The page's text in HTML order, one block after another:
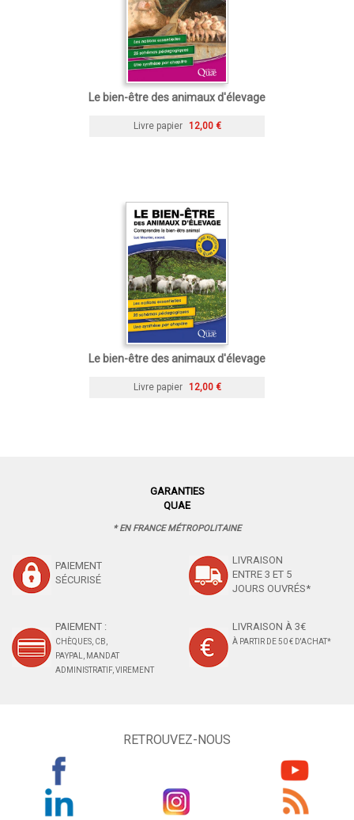
Le bien-être des animaux d'élevage
Livre papier 12,00 €
Le bien-être des animaux d'élevage
Livre papier 12,00 €
GARANTIES
QUAE
* EN FRANCE MÉTROPOLITAINE
PAIEMENT
SÉCURISÉ
LIVRAISON
ENTRE 3 ET 5
JOURS OUVRÉS*
PAIEMENT :
CHÈQUES, CB,
PAYPAL, MANDAT
ADMINISTRATIF, VIREMENT
LIVRAISON À 3€
À PARTIR DE 50 € D'ACHAT*
RETROUVEZ-NOUS